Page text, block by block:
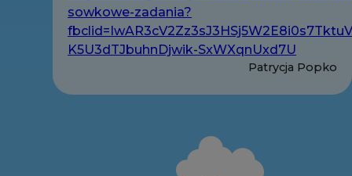
sowkowe-zadania?
K5U3dTJbuhnDjwik-SxWXqnUxd7U
Patrycja Popko